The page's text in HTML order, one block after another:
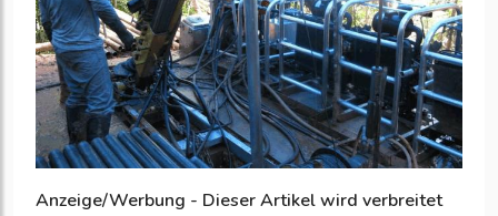
Anzeige/Werbung - Dieser Artikel wird verbreitet